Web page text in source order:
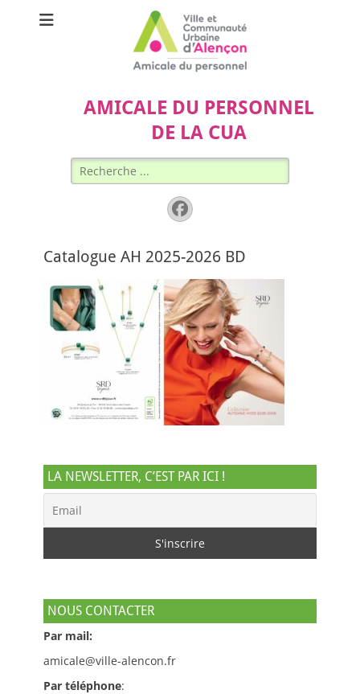
AMICALE DU PERSONNEL
DE LA CUA
Rechercher :
Facebook
Catalogue AH 2025-2026 BD
LA NEWSLETTER, C’EST PAR ICI !
NOUS CONTACTER
Par mail:
amicale@ville-alencon.fr
Par téléphone: